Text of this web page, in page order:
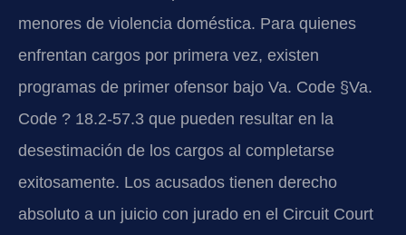
menores de violencia doméstica. Para quienes
enfrentan cargos por primera vez, existen
programas de primer ofensor bajo Va. Code §Va.
Code ? 18.2-57.3 que pueden resultar en la
desestimación de los cargos al completarse
exitosamente. Los acusados tienen derecho
absoluto a un juicio con jurado en el Circuit Court